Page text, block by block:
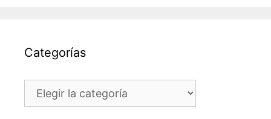
Categorías
Categorías